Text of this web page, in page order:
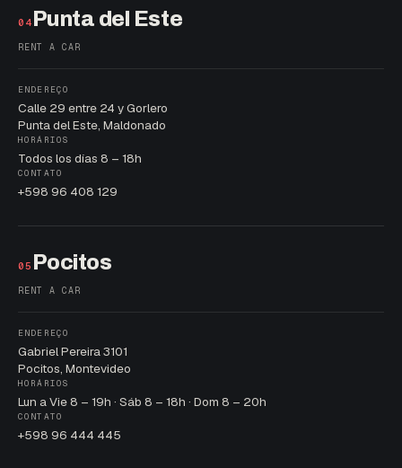
04 Punta del Este
RENT A CAR
ENDEREÇO
Calle 29 entre 24 y Gorlero
Punta del Este, Maldonado
HORÁRIOS
Todos los días 8 – 18h
CONTATO
+598 96 408 129
05 Pocitos
RENT A CAR
ENDEREÇO
Gabriel Pereira 3101
Pocitos, Montevideo
HORÁRIOS
Lun a Vie 8 – 19h · Sáb 8 – 18h · Dom 8 – 20h
CONTATO
+598 96 444 445